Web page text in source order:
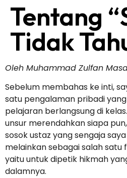
Tentang
Tidak
Oleh Muhammad Zulfan
Sebelum membahas ke inti,
satu pengalaman pribadi
pelajaran berlangsung di
unsur merendahkan siapa
sosok ustaz yang sengaja
melainkan sebagai salah satu
yaitu untuk dipetik hikmah
dalamnya.